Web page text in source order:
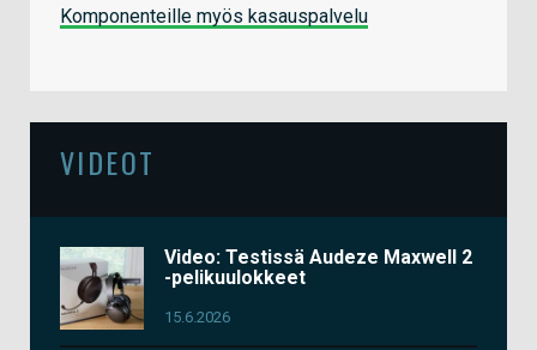
Komponenteille myös kasauspalvelu
VIDEOT
Video: Testissä Audeze Maxwell 2
-pelikuulokkeet
15.6.2026